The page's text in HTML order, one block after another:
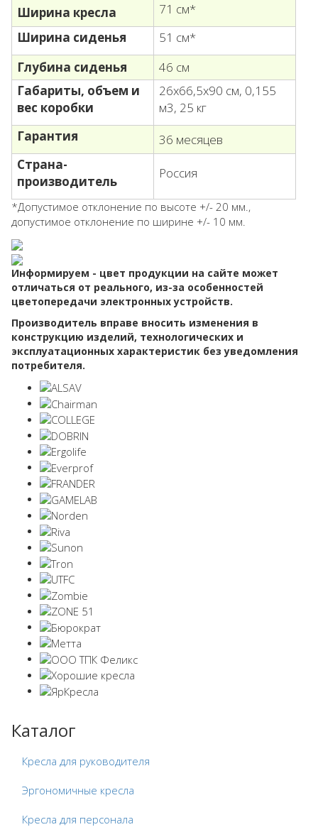
Ширина кресла
71 см*
Ширина сиденья
51 см*
Глубина сиденья
46 см
Габариты, объем и
вес коробки
26х66,5х90 см, 0,155
м3, 25 кг
Гарантия
36 месяцев
Страна-
производитель
Россия
*Допустимое отклонение по высоте +/- 20 мм.,
допустимое отклонение по ширине +/- 10 мм.
Информируем - цвет продукции на сайте может
отличаться от реального, из-за особенностей
цветопередачи электронных устройств.
Производитель вправе вносить изменения в
конструкцию изделий, технологических и
эксплуатационных характеристик без уведомления
потребителя.
Каталог
Кресла для руководителя
Эргономичные кресла
Кресла для персонала